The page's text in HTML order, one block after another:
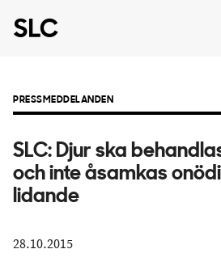
PRESSMEDDELANDEN
SLC: Djur ska
och inte åsamkas
lidande
28.10.2015